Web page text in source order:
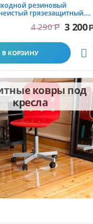
резиновый
грязезащитный.
4 290 Р 3 200
В КОРЗИНУ 
ковры под
кресла